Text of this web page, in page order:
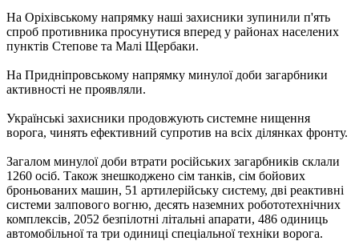
На Оріхівському напрямку наші захисники зупинили п'ять
спроб противника просунутися вперед у районах населених
пунктів Степове та Малі Щербаки.
На Придніпровському напрямку минулої доби загарбники
активності не проявляли.
Українські захисники продовжують системне нищення
ворога, чинять ефективний супротив на всіх ділянках фронту.
Загалом минулої доби втрати російських загарбників склали
1260 осіб. Також знешкоджено сім танків, сім бойових
броньованих машин, 51 артилерійську систему, дві реактивні
системи залпового вогню, десять наземних робототехнічних
комплексів, 2052 безпілотні літальні апарати, 486 одиниць
автомобільної та три одиниці спеціальної техніки ворога.